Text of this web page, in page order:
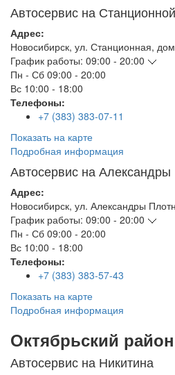
Автосервис на
Адрес:
Новосибирск, ул. Станционная,
График работы: 09:00 - 20:00
Пн - Сб 09:00 - 20:00
Вс 10:00 - 18:00
Телефоны:
+7 (383) 383-07-11
Показать на карте
Подробная информация
Автосервис на Александры
Адрес:
Новосибирск, ул. Александры
График работы: 09:00 - 20:00
Пн - Сб 09:00 - 20:00
Вс 10:00 - 18:00
Телефоны:
+7 (383) 383-57-43
Показать на карте
Подробная информация
Октябрьский район
Автосервис на Никитина